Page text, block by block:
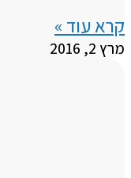
קרא עוד »
מרץ 2, 2016